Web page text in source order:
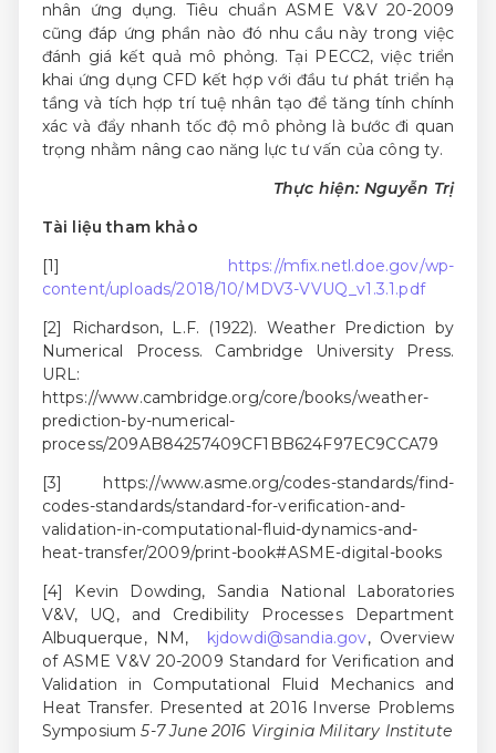
nhân ứng dụng. Tiêu chuẩn ASME V&V 20-2009
cũng đáp ứng phần nào đó nhu cầu này trong việc
đánh giá kết quả mô phỏng. Tại PECC2, việc triển
khai ứng dụng CFD kết hợp với đầu tư phát triển hạ
tầng và tích hợp trí tuệ nhân tạo để tăng tính chính
xác và đẩy nhanh tốc độ mô phỏng là bước đi quan
trọng nhằm nâng cao năng lực tư vấn của công ty.
Thực hiện: Nguyễn Trị
Tài liệu tham khảo
[1] https://mfix.netl.doe.gov/wp-
content/uploads/2018/10/MDV3-VVUQ_v1.3.1.pdf
[2] Richardson, L.F. (1922). Weather Prediction by
Numerical Process. Cambridge University Press.
URL:
https://www.cambridge.org/core/books/weather-
prediction-by-numerical-
process/209AB84257409CF1BB624F97EC9CCA79
[3] https://www.asme.org/codes-standards/find-
codes-standards/standard-for-verification-and-
validation-in-computational-fluid-dynamics-and-
heat-transfer/2009/print-book#ASME-digital-books
[4] Kevin Dowding, Sandia National Laboratories
V&V, UQ, and Credibility Processes Department
Albuquerque, NM, kjdowdi@sandia.gov, Overview
of ASME V&V 20-2009 Standard for Verification and
Validation in Computational Fluid Mechanics and
Heat Transfer. Presented at 2016 Inverse Problems
Symposium5-7 June 2016 Virginia Military Institute